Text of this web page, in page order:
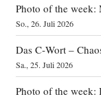
Photo of the week:
So., 26. Juli 2026
Das C‑Wort –
Sa., 25. Juli 2026
Photo of the week: